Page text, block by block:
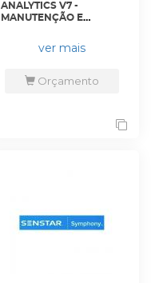
ANALYTICS V7 -
MANUTENÇÃO E
CARE DE QUATRO
ANOS - AIM-SYM7-VA-
ver mais
Orçamento